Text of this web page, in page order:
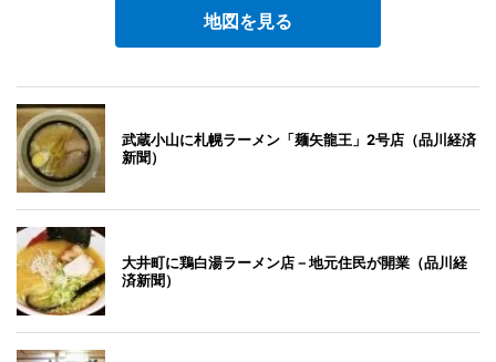
地図を見る
武蔵小山に札幌ラーメン「麺矢龍王」2号店（品川経済
新聞）
大井町に鶏白湯ラーメン店－地元住民が開業（品川経
済新聞）